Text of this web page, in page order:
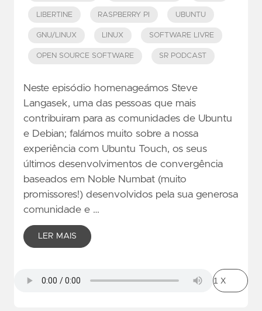
LIBERTINE RASPBERRY PI UBUNTU
GNU/LINUX LINUX SOFTWARE LIVRE
OPEN SOURCE SOFTWARE SR PODCAST
Neste episódio homenageámos Steve
Langasek, uma das pessoas que mais
contribuiram para as comunidades de Ubuntu
e Debian; falámos muito sobre a nossa
experiência com Ubuntu Touch, os seus
últimos desenvolvimentos de convergência
baseados em Noble Numbat (muito
promissores!) desenvolvidos pela sua generosa
comunidade e …
LER MAIS